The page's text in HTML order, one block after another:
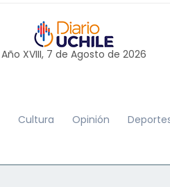
Año XVIII, 7 de Agosto de 2026
Cultura Opinión